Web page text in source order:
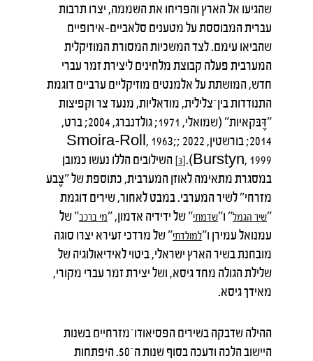
שהגיעו אל הארץ והפריחו את השממה, יצרו תרבות
עברית המבוססת על מטענים סלאביים-אירופיים
שהביאו עימם. לצד המשכיות המסורת המוזיקלית
המערבית פעלה קבוצת מלחינים ליצירת זמר עברי
חדש, המושתת על אלמנטים מוזיקליים ערביים דוגמת
התנודדות בין־צלילית, מודאליות, מנעד צר וקפיצות
"דֶּבּקאיות" (שמואלי, 1971; גולדנברג, 2004; ברט,
2014; בורשטין, 2022 ;Smoira-Roll, 1963;
Burstyn, 1999).
[3]
השילובים הללו נעשו כמובן
במסגרת מתאימה לאוזן המערבית, כתוספת של "צֶבע
מזרחי" לשיר המערבי. במבט לאחור, שירים דוגמת
"שיר הגמל" ו"שדמתי" של ידידיה אדמון, "מי ברכב" של
עמנואל עמירן ו"למולדתי" של מרדכי זעירא יצרו סוגה
מובחנת בשיר הארץ ישראלי, ביטוי לאידיאולוגיה של
שלילת הגולה מחד גיסא, ושל יצירת זמר עברי מקורי,
מאידך גיסא.
ההילה שדבקה בשירים הפסיאודו־מזרחיים בשנות
היישוב הלכה ודעכה בסוף שנות ה־50. היפתחות